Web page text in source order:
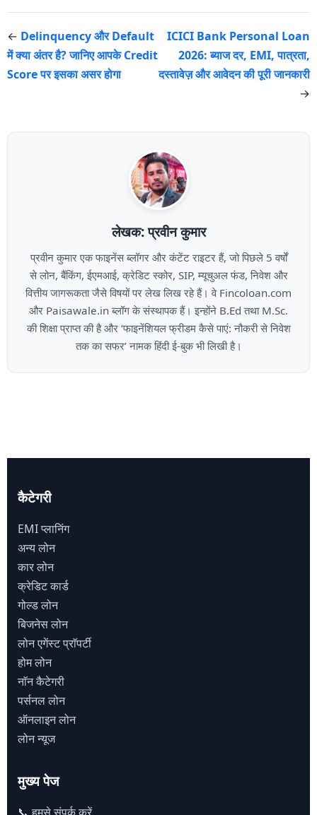
← Delinquency और Default
में क्या अंतर है? जानिए आपके Credit
Score पर इसका असर होगा
ICICI Bank Personal Loan
2026: ब्याज दर, EMI, पात्रता,
दस्तावेज़ और आवेदन की पूरी जानकारी
→
लेखक: प्रवीन कुमार
प्रवीन कुमार एक फाइनेंस ब्लॉगर और कंटेंट राइटर हैं, जो पिछले 5 वर्षों
से लोन, बैंकिंग, ईएमआई, क्रेडिट स्कोर, SIP, म्यूचुअल फंड, निवेश और
वित्तीय जागरूकता जैसे विषयों पर लेख लिख रहे हैं। वे Fincoloan.com
और Paisawale.in ब्लॉग के संस्थापक हैं। इन्होंने B.Ed तथा M.Sc.
की शिक्षा प्राप्त की है और ‘फाइनेंशियल फ्रीडम कैसे पाएं: नौकरी से निवेश
तक का सफर’ नामक हिंदी ई-बुक भी लिखी है।
कैटेगरी
EMI प्लानिंग
अन्य लोन
कार लोन
क्रेडिट कार्ड
गोल्ड लोन
बिजनेस लोन
लोन एगेंस्ट प्राॅपर्टी
होम लोन
नाॅन कैटेगरी
पर्सनल लोन
ऑनलाइन लोन
लोन न्यूज
मुख्य पेज